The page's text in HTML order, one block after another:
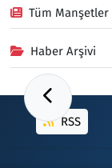
Tüm Manşetler
Haber Arşivi
RSS